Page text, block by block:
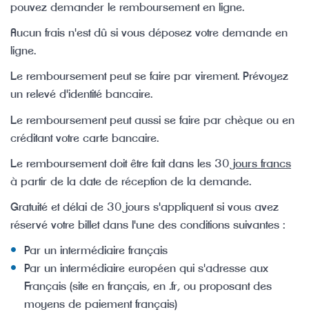
pouvez demander le remboursement en ligne.
Aucun frais n'est dû si vous déposez votre demande en
ligne.
Le remboursement peut se faire par virement. Prévoyez
un relevé d'identité bancaire.
Le remboursement peut aussi se faire par chèque ou en
créditant votre carte bancaire.
Le remboursement doit être fait dans les 30 jours francs
à partir de la date de réception de la demande.
Gratuité et délai de 30 jours s'appliquent si vous avez
réservé votre billet dans l'une des conditions suivantes :
Par un intermédiaire français
Par un intermédiaire européen qui s'adresse aux
Français (site en français, en .fr, ou proposant des
moyens de paiement français)